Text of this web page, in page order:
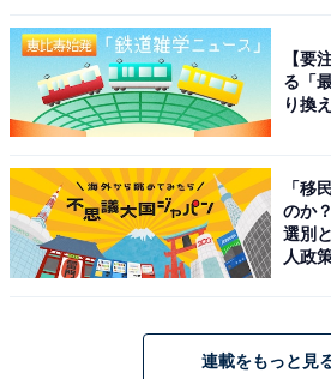
武雄温泉 御船山楽園ホテル（画像：「武雄温泉
Webサイトより）
武雄温泉 御船山楽園ホテルは、
50万平米の名勝・御船山楽園内に
ボによるアート展を常設するロビ
能でき、伝統と現代アートが共鳴
【要
る「
り換
「移
のか
選別
人政
連載をもっと見